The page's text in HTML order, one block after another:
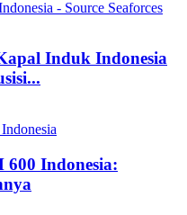
Induk Indonesia
Indonesia: